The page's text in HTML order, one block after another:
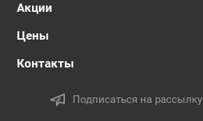
Акции
Цены
Контакты
Подписаться на рассылку